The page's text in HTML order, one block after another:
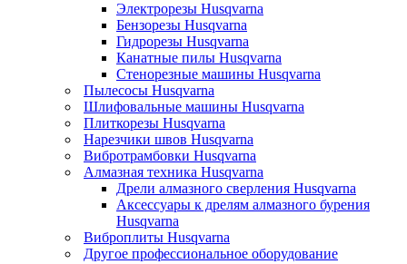
Электрорезы Husqvarna
Бензорезы Husqvarna
Гидрорезы Husqvarna
Канатные пилы Husqvarna
Стенорезные машины Husqvarna
Пылесосы Husqvarna
Шлифовальные машины Husqvarna
Плиткорезы Husqvarna
Нарезчики швов Husqvarna
Вибротрамбовки Husqvarna
Алмазная техника Husqvarna
Дрели алмазного сверления Husqvarna
Аксессуары к дрелям алмазного бурения
Husqvarna
Виброплиты Husqvarna
Другое профессиональное оборудование